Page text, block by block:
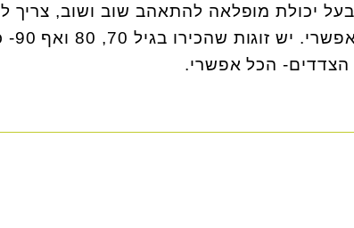
יכולת מופלאה להתאהב שוב ושוב, צריך
רק עם לב וראש
הצדדים- הכל אפשרי.